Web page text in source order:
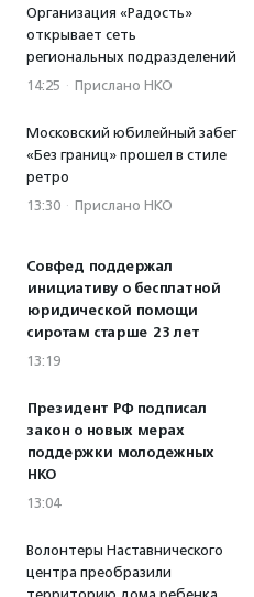
Организация «Радость»
открывает сеть
региональных подразделений
14:25 · Прислано НКО
Московский юбилейный забег
«Без границ» прошел в стиле
ретро
13:30 · Прислано НКО
Совфед поддержал
инициативу о бесплатной
юридической помощи
сиротам старше 23 лет
13:19
Президент РФ подписал
закон о новых мерах
поддержки молодежных
НКО
13:04
Волонтеры Наставнического
центра преобразили